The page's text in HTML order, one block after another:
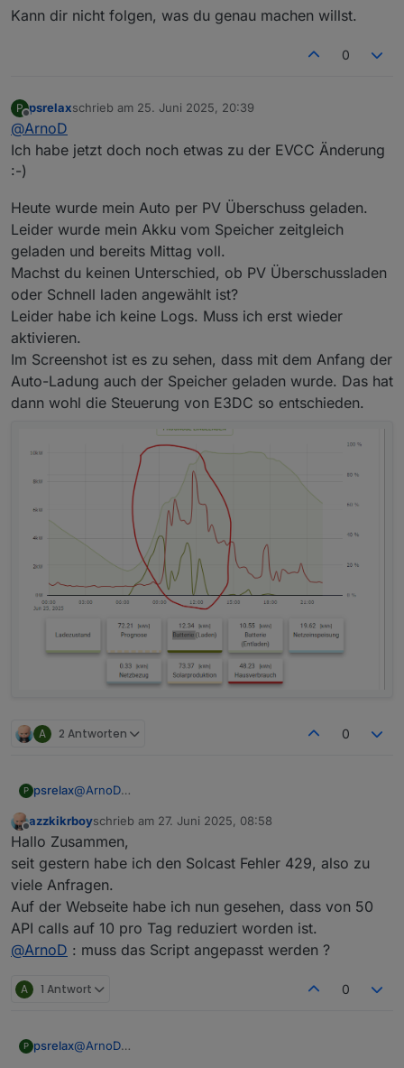
Kann dir nicht folgen, was du genau machen willst.
0
P
Offline
psrelaxschrieb am 25. Juni 2025, 20:39
zuletzt editiert von
@ArnoD
Ich habe jetzt doch noch etwas zu der EVCC Änderung
:-)
Heute wurde mein Auto per PV Überschuss geladen.
Leider wurde mein Akku vom Speicher zeitgleich
geladen und bereits Mittag voll.
Machst du keinen Unterschied, ob PV Überschussladen
oder Schnell laden angewählt ist?
Leider habe ich keine Logs. Muss ich erst wieder
aktivieren.
Im Screenshot ist es zu sehen, dass mit dem Anfang der
Auto-Ladung auch der Speicher geladen wurde. Das hat
dann wohl die Steuerung von E3DC so entschieden.
A 2 Antworten 0
P psrelax@ArnoD
:-)
Heute wurde mein Auto per PV Überschuss geladen.
Leider wurde mein Akku vom Speicher zeitgleich
geladen und bereits Mittag voll.
Überschussladen oder Schnell laden angewählt ist?
Leider habe ich keine Logs. Muss ich erst wieder
aktivieren.
Im Screenshot ist es zu sehen, dass mit dem Anfang
der Auto-Ladung auch der Speicher geladen wurde.
entschieden.
Offline
azzkikrboyschrieb am 27. Juni 2025, 08:58
zuletzt editiert von
Hallo Zusammen,
seit gestern habe ich den Solcast Fehler 429, also zu
viele Anfragen.
Auf der Webseite habe ich nun gesehen, dass von 50
API calls auf 10 pro Tag reduziert worden ist.
@ArnoD : muss das Script angepasst werden ?
A 1 Antwort 0
P psrelax@ArnoD